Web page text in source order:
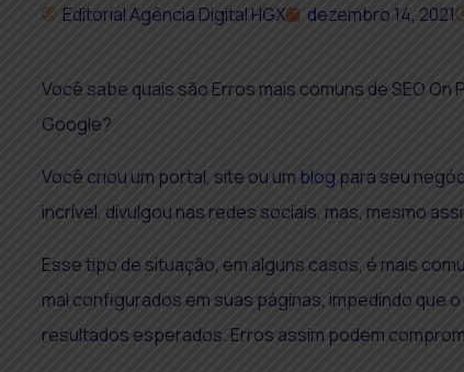
Editorial Agência Digital HGX dezembro 14, 2021
Você sabe quais são Erros mais comuns de SEO
Google?
Você criou um portal, site ou um blog para seu
incrível, divulgou nas redes sociais, mas, mesmo
Esse tipo de situação, em alguns casos, é mais
mal configurados em suas páginas, impedindo que
resultados esperados. Erros assim podem